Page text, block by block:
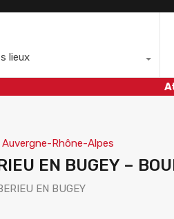
lieux
Auvergne-Rhône-Alpes
EN BUGEY –
EN BUGEY